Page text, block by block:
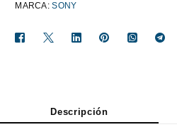
MARCA:SONY
Descripción